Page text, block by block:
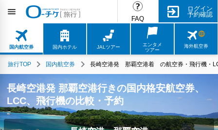
FAQ
ログイン
予約確認
国内航空券 国内ホテル JALツアー
エンタメ
ツアー
海外航空券
旅行TOP 国内航空券 長崎空港発 那覇空港着 の航空券・飛行機・
長崎空港発 那覇空港行きの国内格安航空券、
LCC、飛行機の比較・予約